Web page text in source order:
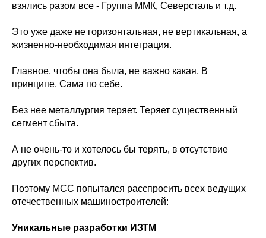
взялись разом все - Группа ММК, Северсталь и т.д.
Это уже даже не горизонтальная, не вертикальная, а
жизненно-необходимая интеграция.
Главное, чтобы она была, не важно какая. В
принципе. Сама по себе.
Без нее металлургия теряет. Теряет существенный
сегмент сбыта.
А не очень-то и хотелось бы терять, в отсутствие
других перспектив.
Поэтому МСС попытался расспросить всех ведущих
отечественных машиностроителей:
Уникальные разработки ИЗТМ